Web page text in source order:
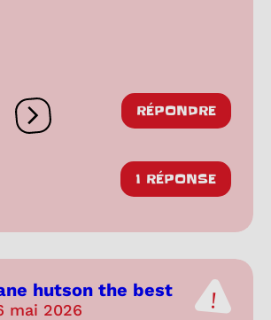
Ouvrir les réactions
RÉPONDRE
1 RÉPONSE
hutson the best
mai 2026